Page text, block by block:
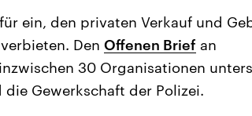
ein, den privaten Verkauf und
Den Offenen Brief an
30 Organisationen
Gewerkschaft der Polizei.